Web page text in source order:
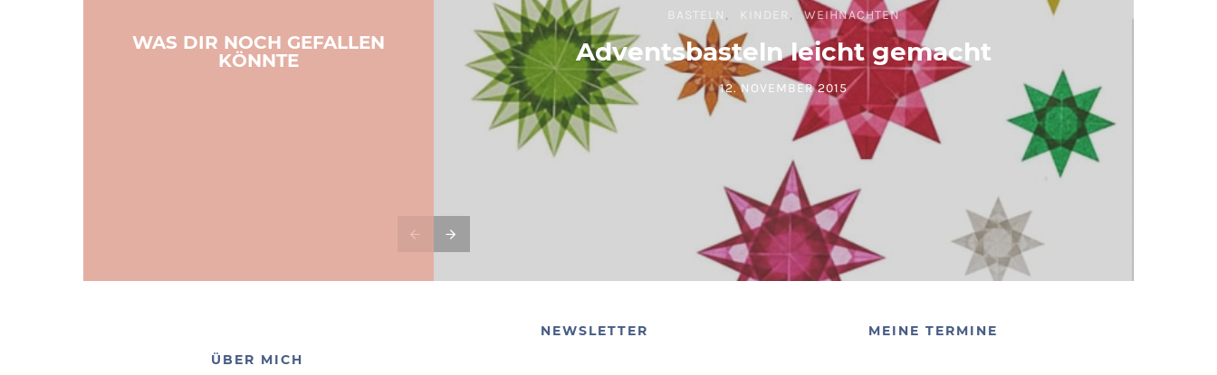
WAS DIR NOCH GEFALLEN
KÖNNTE
BASTELN KINDER WEIHNACHTEN
Adventsbasteln leicht gemacht
POSTED ON
12. NOVEMBER 2015
ÜBER MICH
NEWSLETTER MEINE TERMINE